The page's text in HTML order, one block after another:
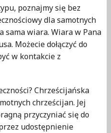
poznajmy się bez
dla samotnych
sama wiara. Wiara w Pana
Możecie dołączyć do
w kontakcie z
Chrześcijańska
chrześcijan. Jej
przyczyniać się do
udostępnienie